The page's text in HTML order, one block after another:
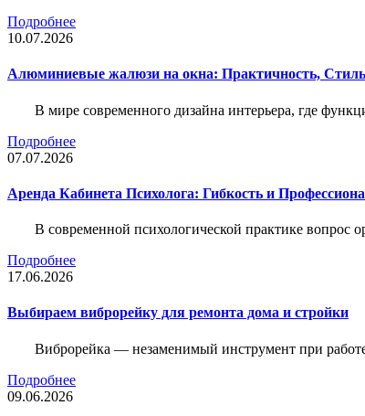
Подробнее
10.07.2026
Алюминиевые жалюзи на окна: Практичность, Стиль
В мире современного дизайна интерьера, где
Подробнее
07.07.2026
Аренда Кабинета Психолога: Гибкость и
В современной психологической практике вопрос
Подробнее
17.06.2026
Выбираем виброрейку для ремонта дома и стройки
Виброрейка — незаменимый инструмент при
Подробнее
09.06.2026